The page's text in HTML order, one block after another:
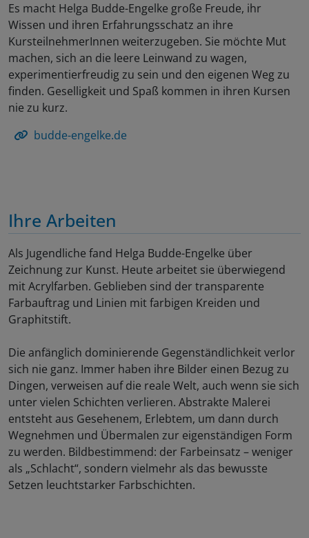
Es macht Helga Budde-Engelke große Freude, ihr
Wissen und ihren Erfahrungsschatz an ihre
KursteilnehmerInnen weiterzugeben. Sie möchte Mut
machen, sich an die leere Leinwand zu wagen,
experimentierfreudig zu sein und den eigenen Weg zu
finden. Geselligkeit und Spaß kommen in ihren Kursen
nie zu kurz.
budde-engelke.de
Ihre Arbeiten
Als Jugendliche fand Helga Budde-Engelke über
Zeichnung zur Kunst. Heute arbeitet sie überwiegend
mit Acrylfarben. Geblieben sind der transparente
Farbauftrag und Linien mit farbigen Kreiden und
Graphitstift.
Die anfänglich dominierende Gegenständlichkeit verlor
sich nie ganz. Immer haben ihre Bilder einen Bezug zu
Dingen, verweisen auf die reale Welt, auch wenn sie sich
unter vielen Schichten verlieren. Abstrakte Malerei
entsteht aus Gesehenem, Erlebtem, um dann durch
Wegnehmen und Übermalen zur eigenständigen Form
zu werden. Bildbestimmend: der Farbeinsatz – weniger
als „Schlacht“, sondern vielmehr als das bewusste
Setzen leuchtstarker Farbschichten.